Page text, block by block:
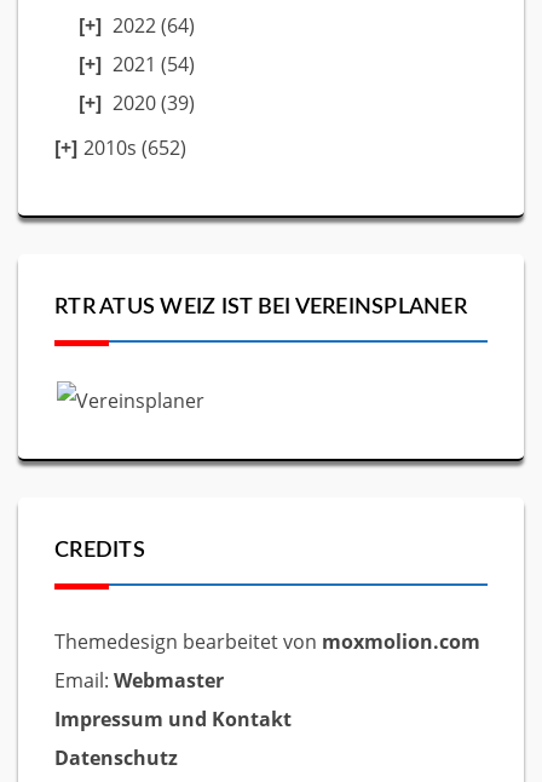
2022(64)
2021 (54)
2020(39)
2010s (652)
RTR ATUS WEIZ IST BEI VEREINSPLANER
CREDITS
Themedesign bearbeitet von moxmolion.com
Email: Webmaster
Impressum und Kontakt
Datenschutz